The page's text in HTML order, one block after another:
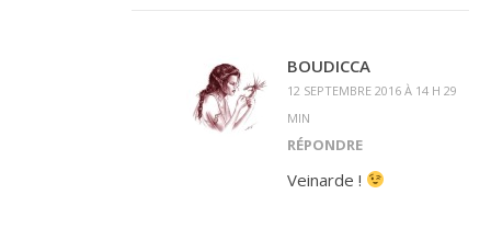
BOUDICCA
12 SEPTEMBRE 2016 À 14 H 29
MIN
RÉPONDRE
Veinarde !